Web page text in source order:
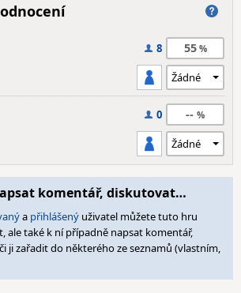
8 55
0 --
komentář, diskutovat…
a přihlášený uživatel můžete tuto hru
ale také k ní případně napsat komentář,
ji zařadit do některého ze seznamů (vlastním,